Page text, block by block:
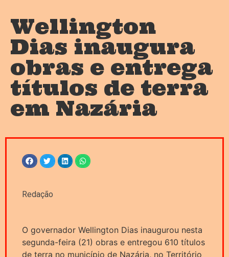
Wellington
Dias inaugura
obras e entrega
títulos de terra
em Nazária
Redação
O governador Wellington Dias inaugurou nesta
segunda-feira (21) obras e entregou 610 títulos
de terra no município de Nazária, no Território